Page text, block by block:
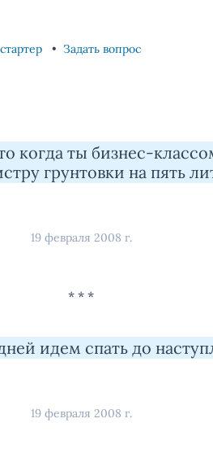
Задать вопрос
когда ты бизнес-
грунтовки на пять
19 февраля 2008 г.
идем спать до
19 февраля 2008 г.